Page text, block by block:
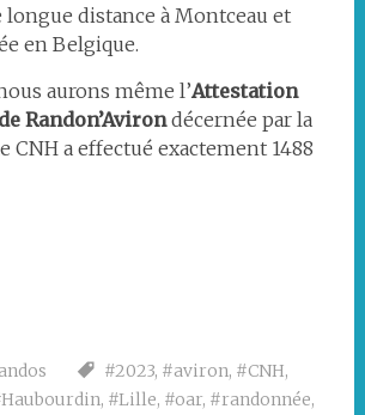
longue distance à Montceau et
en Belgique.
aurons même l’Attestation
Randon’Avirondécernée par la
CNH a effectué exactement 1488
#2023, #aviron, #CNH,
, #Lille, #oar, #randonnée,